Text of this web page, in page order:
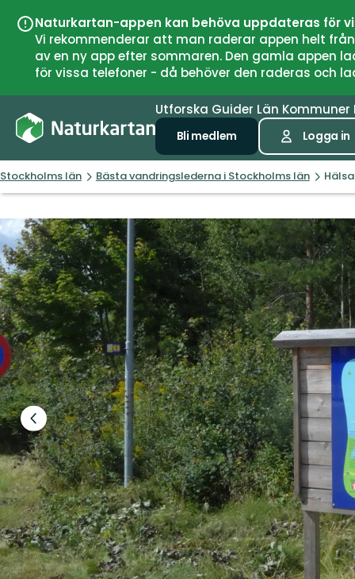
Naturkartan-appen kan behöva uppdateras för
Vi rekommenderar att man raderar appen helt
av en ny app efter sommaren. Den gamla
för vissa telefoner - då behöver den raderas och
Utforska Guider Län Kommuner
Bli medlem Logga in
Stockholms län Bästa vandringslederna i Stockholms län
Föregående
bild